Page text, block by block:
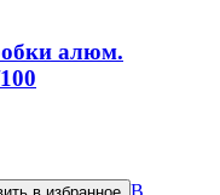
алюм.